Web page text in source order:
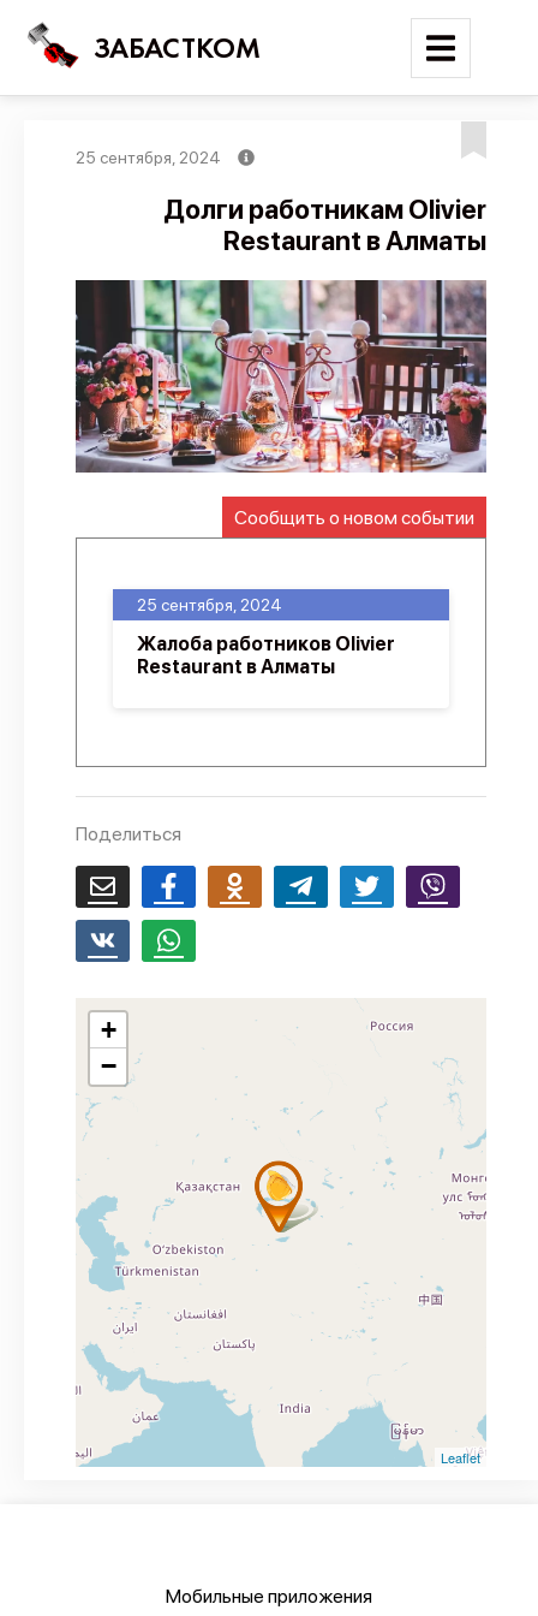
ЗАБАСТКОМ
Поиск
Новости
Карта событий
Трудовые конфликты
Отчеты
Предложить публикацию
API
Политика конфиденциальности
25 сентября, 2024
Долги работникам Olivier
Restaurant в Алматы
Сообщить о новом событии
25 сентября, 2024
Жалоба работников Olivier
Restaurant в Алматы
Поделиться
+
−
Leaflet
Мобильные приложения